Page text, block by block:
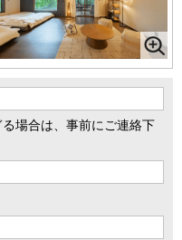
場合は、事前にご連絡下